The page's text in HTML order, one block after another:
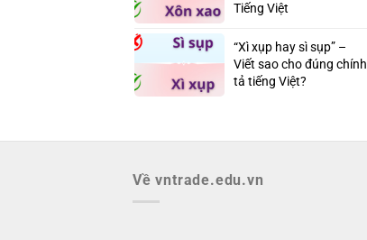
Tiếng Việt
“Xì xụp hay sì sụp” –
Viết sao cho đúng chính
tả tiếng Việt?
Về vntrade.edu.vn